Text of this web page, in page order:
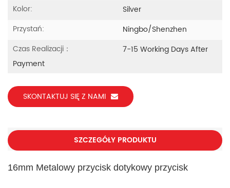
Kolor:
Silver
Przystań:
Ningbo/Shenzhen
Czas Realizacji：
7-15 Working Days After
Payment
SKONTAKTUJ SIĘ Z NAMI
SZCZEGÓŁY PRODUKTU
16mm Metalowy przycisk dotykowy przycisk